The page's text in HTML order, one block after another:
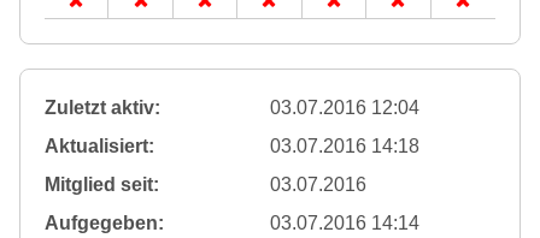
Zuletzt aktiv:
03.07.2016 12:04
Aktualisiert:
03.07.2016 14:18
Mitglied seit:
03.07.2016
Aufgegeben:
03.07.2016 14:14